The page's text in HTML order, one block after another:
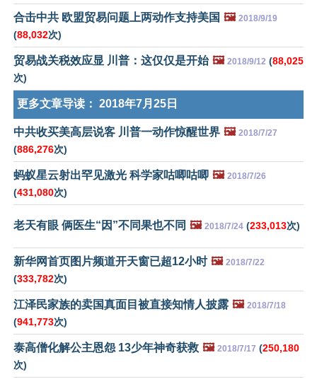
合击中共 欧盟贸易问题上两动作支持美国 🖼️ 2018/9/19
(88,032次)
贸易战关税效应显 川普：这仅仅是开始 🖼️ 2018/9/12 (88,025
次)
更多文章导读： 2018年7月25日
中共收买美高层说客 川普一动作惊醒世界 🖼️ 2018/7/27
(886,276次)
蚂蚁星云射出罕见激光 科学家咕唧咕唧 🖼️ 2018/7/26
(431,080次)
老天有眼 俩医生“因”不同果也不同 🖼️ 2018/7/24 (233,013次)
新华网首页图片频道开天窗已超12小时 🖼️ 2018/7/22
(333,782次)
江泽民家族的卖国真面目被直接知情人披露 🖼️ 2018/7/18
(941,773次)
泰高僧化解公主恩怨 13少年神奇获救 🖼️ 2018/7/17 (250,180
次)